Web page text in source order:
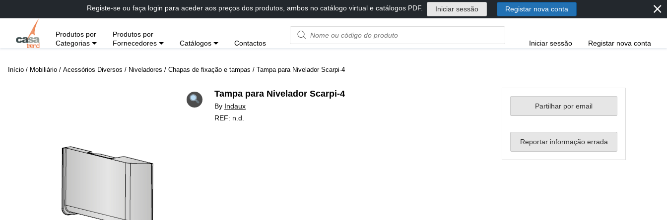
diretamente
conteúdo
Registe-se ou faça login para aceder aos preços dos produtos, ambos no catálogo virtual e catálogos PDF. Iniciar sessão Registar nova conta ⨯
Produtos por
Categorias
Produtos por
Fornecedores
Catálogos Contactos
Product
name
code
Iniciar sessão Registar nova conta
Início / Mobiliário / Acessórios Diversos / Niveladores / Chapas de fixação e tampas / Tampa para Nivelador Scarpi-4
Tampa para Nivelador Scarpi-4
By Indaux
REF: n.d.
Partilhar por email
Reportar informação errada